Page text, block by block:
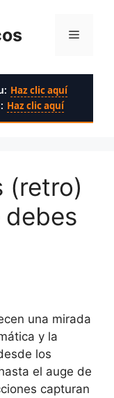
Menú
Haz clic aquí
Haz clic aquí
(retro)
una mirada
y la
los
el auge de
capturan